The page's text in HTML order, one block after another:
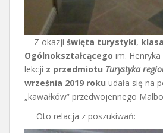
Z okazji święta turystyki,
Ogólnokształcącego im. Henryka
lekcji z przedmiotu Turystyka
września 2019 roku udała się na
„kawałków” przedwojennego
Oto relacja z poszukiwań: